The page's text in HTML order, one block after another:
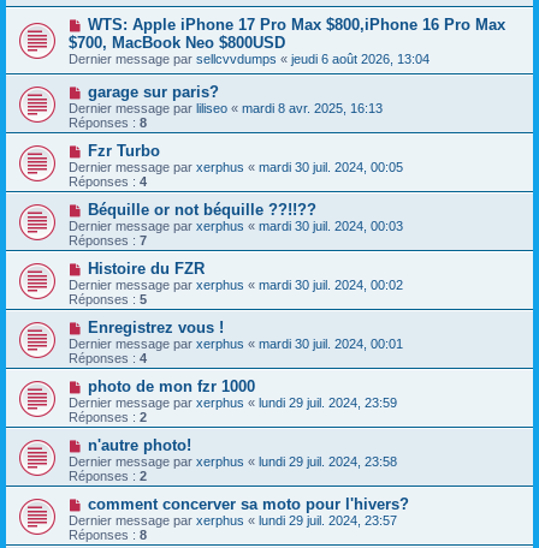
WTS: Apple iPhone 17 Pro Max $800,iPhone 16 Pro Max
$700, MacBook Neo $800USD
Dernier message par sellcvvdumps « jeudi 6 août 2026, 13:04
garage sur paris?
Dernier message par liliseo « mardi 8 avr. 2025, 16:13
Réponses : 8
Fzr Turbo
Dernier message par xerphus « mardi 30 juil. 2024, 00:05
Réponses : 4
Béquille or not béquille ??!!??
Dernier message par xerphus « mardi 30 juil. 2024, 00:03
Réponses : 7
Histoire du FZR
Dernier message par xerphus « mardi 30 juil. 2024, 00:02
Réponses : 5
Enregistrez vous !
Dernier message par xerphus « mardi 30 juil. 2024, 00:01
Réponses : 4
photo de mon fzr 1000
Dernier message par xerphus « lundi 29 juil. 2024, 23:59
Réponses : 2
n'autre photo!
Dernier message par xerphus « lundi 29 juil. 2024, 23:58
Réponses : 2
comment concerver sa moto pour l'hivers?
Dernier message par xerphus « lundi 29 juil. 2024, 23:57
Réponses : 8